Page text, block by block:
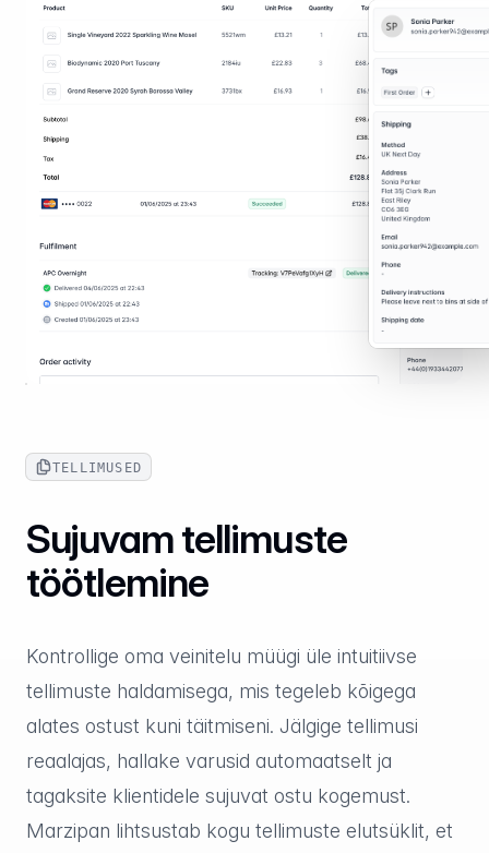
TELLIMUSED
Sujuvam tellimuste
töötlemine
Kontrollige oma veinitelu müügi üle intuitiivse
tellimuste haldamisega, mis tegeleb kõigega
alates ostust kuni täitmiseni. Jälgige tellimusi
reaalajas, hallake varusid automaatselt ja
tagaksite klientidele sujuvat ostu kogemust.
Marzipan lihtsustab kogu tellimuste elutsüklit, et